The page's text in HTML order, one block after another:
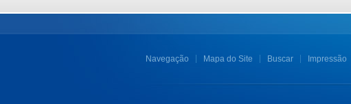
Navegação Mapa do Site Buscar Impressão